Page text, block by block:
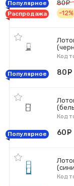
Популярное
Распродажа
80
-12%
Код
Популярное 80
Код
Популярное 60
Код